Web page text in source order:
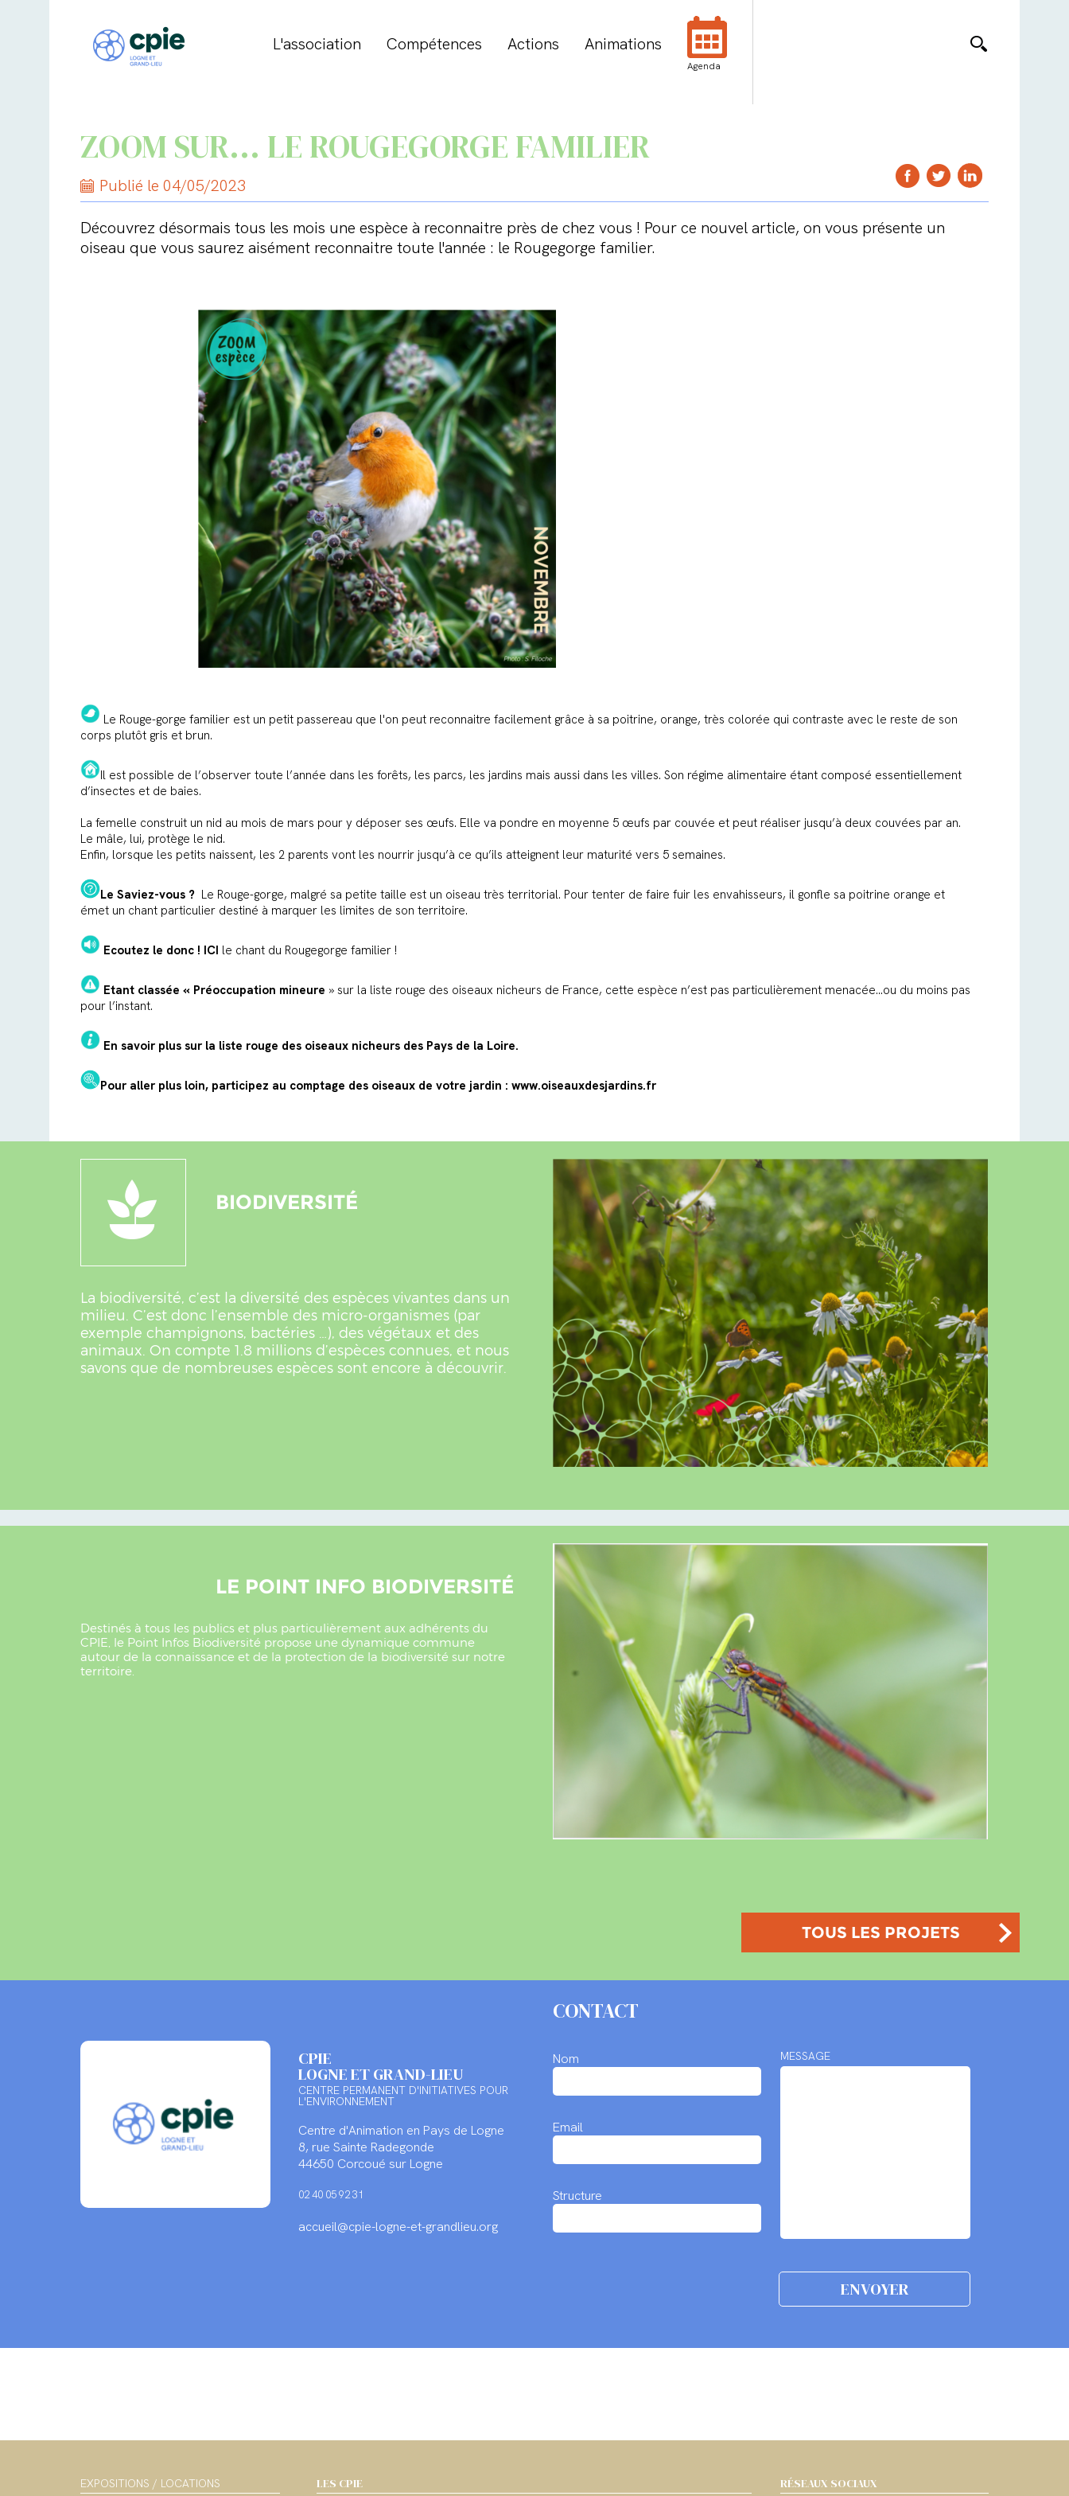
L'association Compétences Actions Animations
Agenda
ZOOM SUR... LE ROUGEGORGE FAMILIER
Publié le 04/05/2023
Découvrez désormais tous les mois une espèce à reconnaitre près de chez vous ! Pour ce nouvel article, on vous présente un
oiseau que vous saurez aisément reconnaitre toute l'année : le Rougegorge familier.
Le Rouge-gorge familier est un petit passereau que l'on peut reconnaitre facilement grâce à sa poitrine, orange, très colorée qui contraste avec le reste de son
corps plutôt gris et brun.
Il est possible de l’observer toute l’année dans les forêts, les parcs, les jardins mais aussi dans les villes. Son régime alimentaire étant composé essentiellement
d’insectes et de baies.
La femelle construit un nid au mois de mars pour y déposer ses œufs. Elle va pondre en moyenne 5 œufs par couvée et peut réaliser jusqu’à deux couvées par an.
Le mâle, lui, protège le nid.
Enfin, lorsque les petits naissent, les 2 parents vont les nourrir jusqu’à ce qu’ils atteignent leur maturité vers 5 semaines.
Le Saviez-vous ? Le Rouge-gorge, malgré sa petite taille est un oiseau très territorial. Pour tenter de faire fuir les envahisseurs, il gonfle sa poitrine orange et
émet un chant particulier destiné à marquer les limites de son territoire.
Ecoutez le donc ! ICI le chant du Rougegorge familier !
Etant classée « Préoccupation mineure » sur la liste rouge des oiseaux nicheurs de France, cette espèce n’est pas particulièrement menacée…ou du moins pas
pour l’instant.
En savoir plus sur la liste rouge des oiseaux nicheurs des Pays de la Loire.
Pour aller plus loin, participez au comptage des oiseaux de votre jardin : www.oiseauxdesjardins.fr
BIODIVERSITÉ
La biodiversité, c’est la diversité des espèces vivantes dans un
milieu. C’est donc l’ensemble des micro-organismes (par
exemple champignons, bactéries …), des végétaux et des
animaux. On compte 1.8 millions d’espèces connues, et nous
savons que de nombreuses espèces sont encore à découvrir.
LE POINT INFO BIODIVERSITÉ
Destinés à tous les publics et plus particulièrement aux adhérents du
CPIE, le Point Infos Biodiversité propose une dynamique commune
autour de la connaissance et de la protection de la biodiversité sur notre
territoire.
TOUS LES PROJETS
CPIE
LOGNE ET GRAND-LIEU
CENTRE PERMANENT D'INITIATIVES POUR
L'ENVIRONNEMENT
Centre d'Animation en Pays de Logne
8, rue Sainte Radegonde
44650 Corcoué sur Logne
02 40 05 92 31
accueil@cpie-logne-et-grandlieu.org
CONTACT
Nom
Email
Structure
MESSAGE
EXPOSITIONS / LOCATIONS LES CPIE RÉSEAUX SOCIAUX